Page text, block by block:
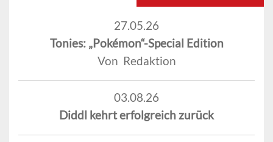
27.05.26
Tonies: „Pokémon“-Special Edition
Von Redaktion
03.08.26
Diddl kehrt erfolgreich zurück